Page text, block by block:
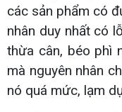
các sản phẩm có
nhân duy nhất có
thừa cân, béo phì
mà nguyên nhân
nó quá mức, lạm